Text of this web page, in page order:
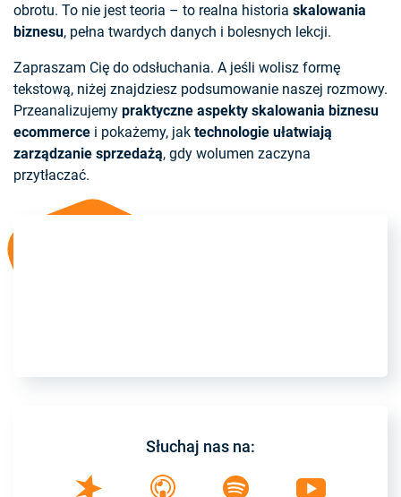
obrotu. To nie jest teoria – to realna historia skalowania
biznesu, pełna twardych danych i bolesnych lekcji.
Zapraszam Cię do odsłuchania. A jeśli wolisz formę
tekstową, niżej znajdziesz podsumowanie naszej rozmowy.
Przeanalizujemy praktyczne aspekty skalowania biznesu
ecommerce i pokażemy, jak technologie ułatwiają
zarządzanie sprzedażą, gdy wolumen zaczyna
przytłaczać.
Słuchaj nas na: